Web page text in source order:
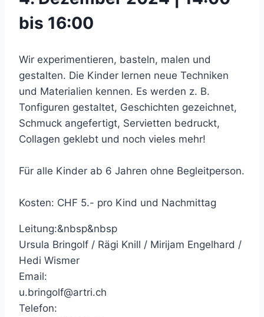
bis 16:00
Wir experimentieren, basteln, malen und
gestalten. Die Kinder lernen neue Techniken
und Materialien kennen. Es werden z. B.
Tonfiguren gestaltet, Geschichten gezeichnet,
Schmuck angefertigt, Servietten bedruckt,
Collagen geklebt und noch vieles mehr!
Für alle Kinder ab 6 Jahren ohne Begleitperson.
Kosten: CHF 5.- pro Kind und Nachmittag
Leitung:&nbsp&nbsp
Ursula Bringolf / Rägi Knill / Mirijam Engelhard /
Hedi Wismer
Email:
u.bringolf@artri.ch
Telefon: